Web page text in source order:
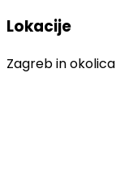
Lokacije
Zagreb in okolica